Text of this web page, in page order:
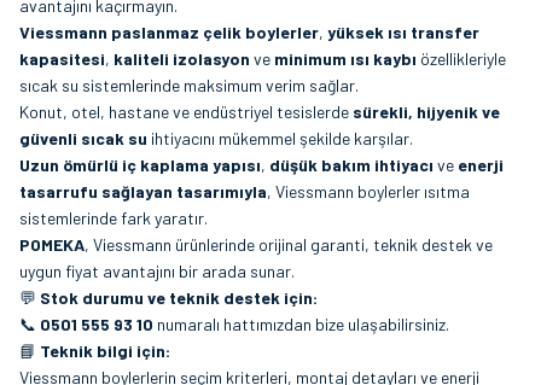
avantajını kaçırmayın.
Viessmann paslanmaz çelik boylerler, yüksek ısı transfer
kapasitesi, kaliteli izolasyon ve minimum ısı kaybı özellikleriyle
sıcak su sistemlerinde maksimum verim sağlar.
Konut, otel, hastane ve endüstriyel tesislerde sürekli, hijyenik ve
güvenli sıcak su ihtiyacını mükemmel şekilde karşılar.
Uzun ömürlü iç kaplama yapısı, düşük bakım ihtiyacı ve enerji
tasarrufu sağlayan tasarımıyla, Viessmann boylerler ısıtma
sistemlerinde fark yaratır.
POMEKA, Viessmann ürünlerinde orijinal garanti, teknik destek ve
uygun fiyat avantajını bir arada sunar.
💬 Stok durumu ve teknik destek için:
📞 0501 555 93 10 numaralı hattımızdan bize ulaşabilirsiniz.
📘 Teknik bilgi için:
Viessmann boylerlerin seçim kriterleri, montaj detayları ve enerji